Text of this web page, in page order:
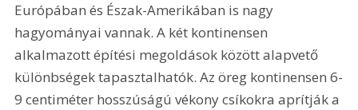
Európában és Észak-Amerikában is nagy
hagyományai vannak. A két kontinensen
alkalmazott építési megoldások között alapvető
különbségek tapasztalhatók. Az öreg kontinensen 6-
9 centiméter hosszúságú vékony csíkokra aprítják a